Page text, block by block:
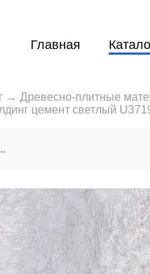
Главная
→ Древесно-плитные
цемент светлый